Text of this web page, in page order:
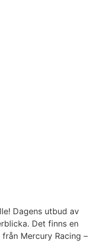
Dagens utbud av
Det finns en
Mercury Racing –